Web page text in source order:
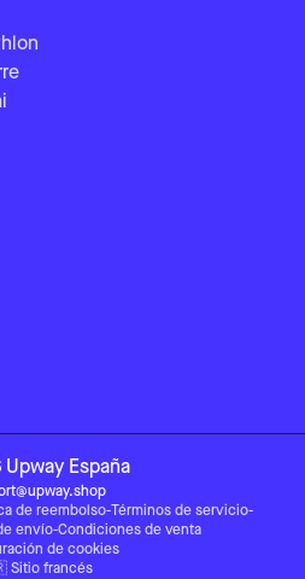
Upway España
de reembolso-Términos de servicio-
envío-Condiciones de venta
de cookies
Sitio francés